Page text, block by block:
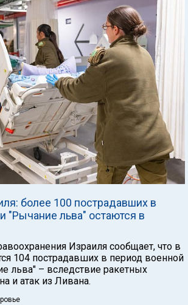
более 100 пострадавших в
"Рычание льва" остаются в
Израиля сообщает, что в
104 пострадавших в период военной
льва" – вследствие ракетных
и атак из Ливана.